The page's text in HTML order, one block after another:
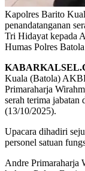
Kapolres Barito
penandatanganan
Tri Hidayat kepada
Humas Polres Batola
Kuala (Batola)
Primaraharja
serah terima jabatan
(13/10/2025).
Upacara dihadiri
personel satuan
Andre Primaraharja